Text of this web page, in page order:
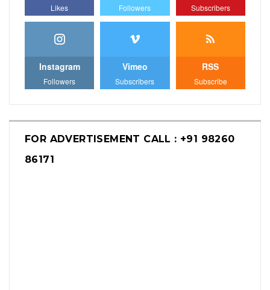
Likes Followers Subscribers
Instagram
Followers
Vimeo
Subscribers
RSS
Subscribe
FOR ADVERTISEMENT CALL : +91 98260
86171